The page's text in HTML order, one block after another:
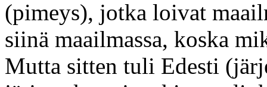
(pimeys), jotka loivat
siinä maailmassa, koska
Mutta sitten tuli Edesti